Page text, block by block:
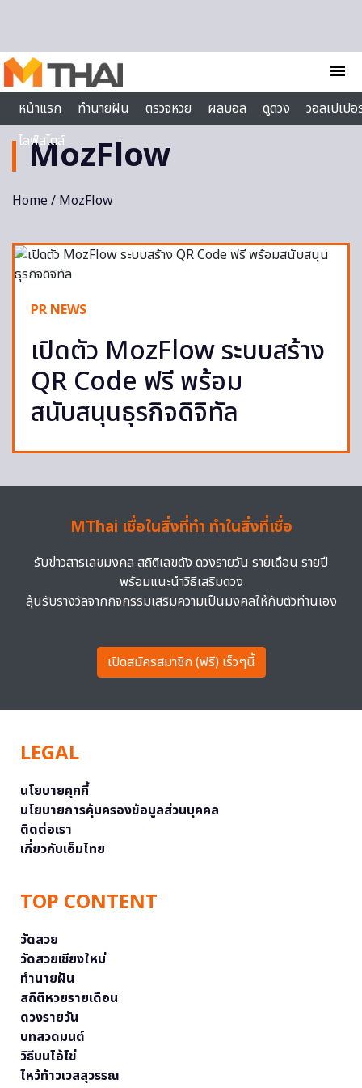
menu
หน้าแรก
ทำนายฝัน ตรวจหวย ผลบอล ดูดวง
วอลเปเป
ไลฟ์สไตล์
MozFlow
Home/ MozFlow
PR NEWS
เปิดตัว MozFlow ระบบสร้าง
QR Code ฟรี พร้อม
สนับสนุนธุรกิจดิจิทัล
MThai เชื่อในสิ่งที่ทำ ทำในสิ่งที่เชื่อ
รับข่าวสารเลขมงคล สถิติเลขดัง ดวงรายวัน รายเดือน รายปี
พร้อมแนะนำวิธีเสริมดวง
ลุ้นรับรางวัลจากกิจกรรมเสริมความเป็นมงคลให้กับตัวท่านเอง
เปิดสมัครสมาชิก (ฟรี) เร็วๆนี้
LEGAL
นโยบายคุกกี้
นโยบายการคุ้มครองข้อมูลส่วนบุคคล
ติดต่อเรา
เกี่ยวกับเอ็มไทย
TOP CONTENT
วัดสวย
วัดสวยเชียงใหม่
ทำนายฝัน
สถิติหวยรายเดือน
ดวงรายวัน
บทสวดมนต์
วิธีบนไอ้ไข่
ไหว้ท้าวเวสสุวรรณ